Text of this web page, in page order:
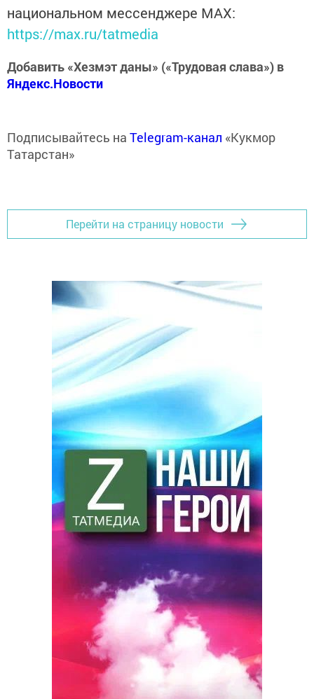
национальном мессенджере MАХ:
https://max.ru/tatmedia
Добавить «Хезмэт даны» («Трудовая слава») в
Яндекс.Новости
Подписывайтесь на Telegram-канал «Кукмор
Татарстан»
Перейти на страницу новости